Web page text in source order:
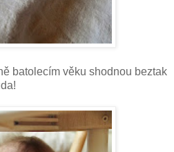
batolecím věku shodnou beztak